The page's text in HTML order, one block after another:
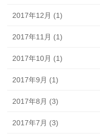
2017年12月 (1)
2017年11月 (1)
2017年10月 (1)
2017年9月 (1)
2017年8月 (3)
2017年7月 (3)